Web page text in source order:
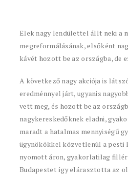
Elek nagy lendülettel állt neki a
megreformálásának, elsőként
kávét hozott be az országba, de
A következő nagy akciója is
eredménnyel járt, ugyanis
vett meg, és hozott be az
nagykereskedőknek eladni,
maradt a hatalmas mennyiségű
ügynökökkel közvetlenül a pesti
nyomott áron, gyakorlatilag
Budapestet így elárasztotta az